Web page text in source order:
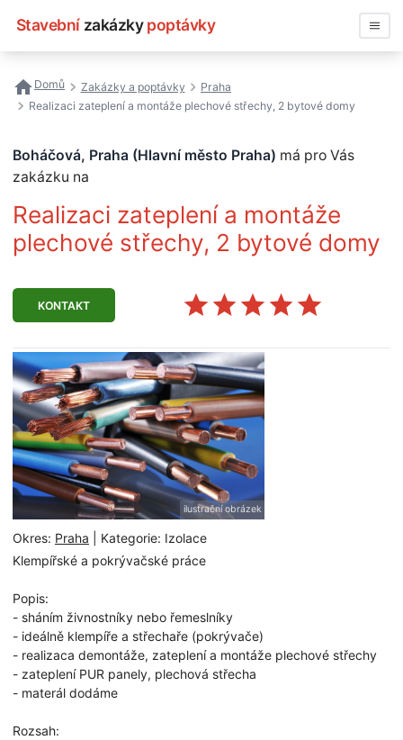
Stavební zakázky poptávky
Všechny zakázky
Nejčastější vyhledávání
Domů Zakázky a poptávky
Praha
Realizaci zateplení a montáže plechové střechy, 2 bytové domy
Boháčová, Praha (Hlavní město Praha) má pro Vás
zakázku na
Realizaci zateplení a montáže
plechové střechy, 2 bytové domy
KONTAKT
Okres: Praha | Kategorie: Izolace
Klempířské a pokrývačské práce
Popis:
- sháním živnostníky nebo řemeslníky
- ideálně klempíře a střechaře (pokrývače)
- realizaca demontáže, zateplení a montáže plechové střechy
- zateplení PUR panely, plechová střecha
- materál dodáme
Rozsah:
ilustrační obrázek